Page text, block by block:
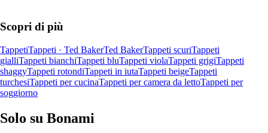
Scopri di più
TappetiTappeti · Ted BakerTed BakerTappeti scuriTappeti
gialliTappeti bianchiTappeti bluTappeti violaTappeti grigiTappeti
shaggyTappeti rotondiTappeti in iutaTappeti beigeTappeti
turchesiTappeti per cucinaTappeti per camera da lettoTappeti per
soggiorno
Solo su Bonami